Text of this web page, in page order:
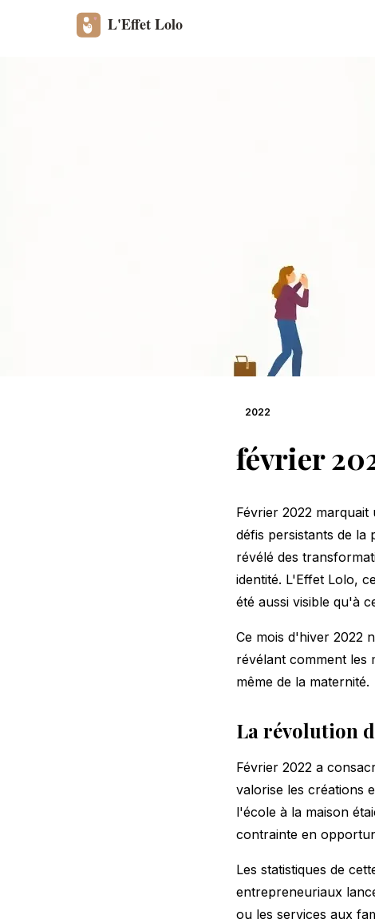
2022
février
Février 2022
défis persistants de la
révélé des
identité. L'Effet Lolo,
été aussi visible qu'à
Ce mois d'hiver 2022
révélant comment les
même de la maternité.
La révolution
Février 2022 a
valorise les créations
l'école à la maison
contrainte en
Les statistiques de
entrepreneuriaux
ou les services aux